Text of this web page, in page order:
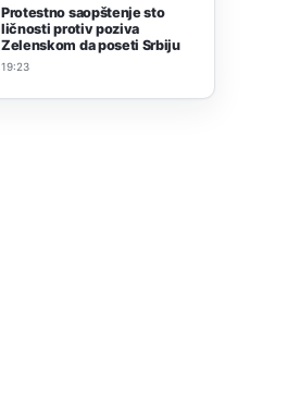
Protestno saopštenje sto
ličnosti protiv poziva
Zelenskom da poseti Srbiju
19:23